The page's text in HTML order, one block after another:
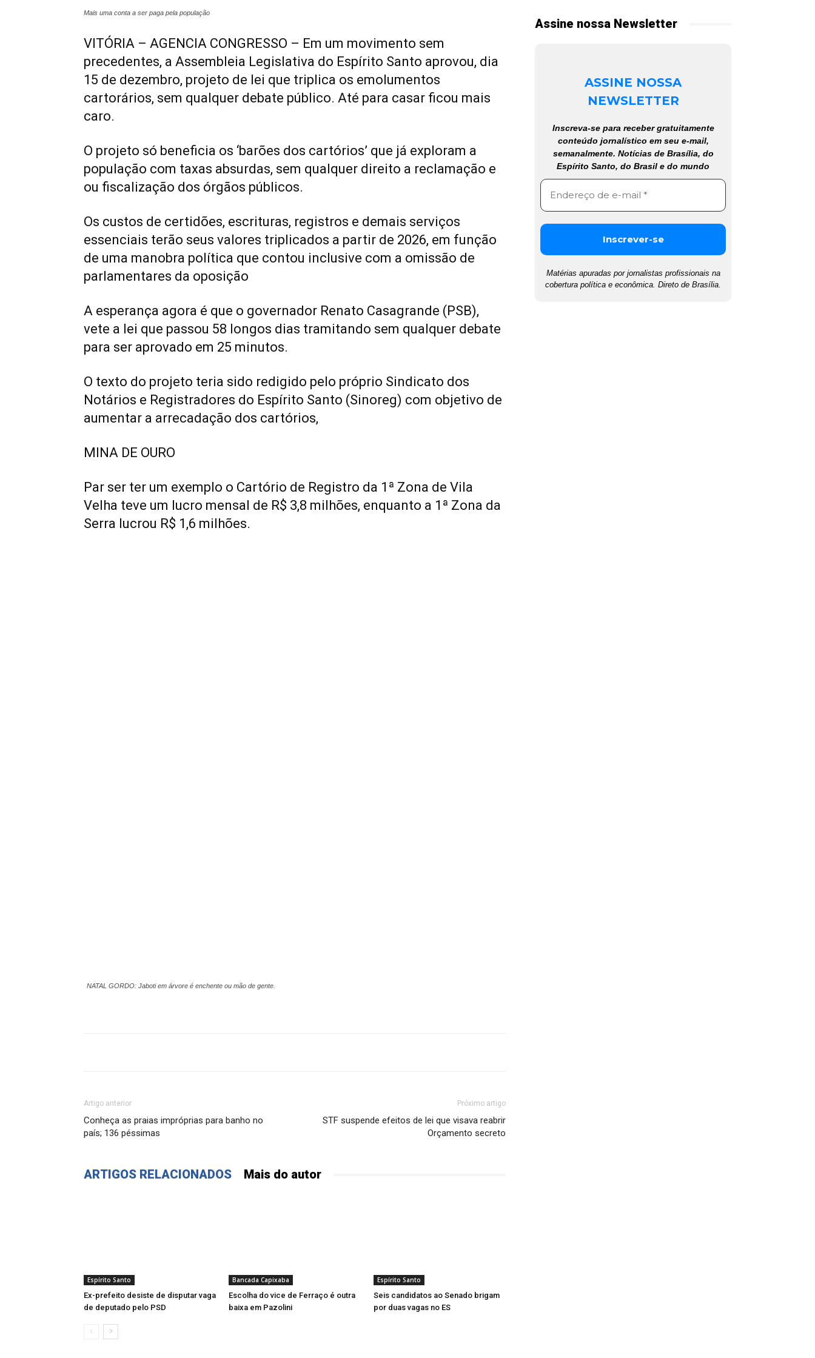
Mais uma conta a ser paga pela população
VITÓRIA – AGENCIA CONGRESSO – Em um movimento sem
precedentes, a Assembleia Legislativa do Espírito Santo aprovou, dia
15 de dezembro, projeto de lei que triplica os emolumentos
cartorários, sem qualquer debate público. Até para casar ficou mais
caro.
O projeto só beneficia os ‘barões dos cartórios’ que já exploram a
população com taxas absurdas, sem qualquer direito a reclamação e
ou fiscalização dos órgãos públicos.
Os custos de certidões, escrituras, registros e demais serviços
essenciais terão seus valores triplicados a partir de 2026, em função
de uma manobra política que contou inclusive com a omissão de
parlamentares da oposição
A esperança agora é que o governador Renato Casagrande (PSB),
vete a lei que passou 58 longos dias tramitando sem qualquer debate
para ser aprovado em 25 minutos.
O texto do projeto teria sido redigido pelo próprio Sindicato dos
Notários e Registradores do Espírito Santo (Sinoreg) com objetivo de
aumentar a arrecadação dos cartórios,
MINA DE OURO
Par ser ter um exemplo o Cartório de Registro da 1ª Zona de Vila
Velha teve um lucro mensal de R$ 3,8 milhões, enquanto a 1ª Zona da
Serra lucrou R$ 1,6 milhões.
NATAL GORDO: Jaboti em árvore é enchente ou mão de gente.
Artigo anterior
Conheça as praias impróprias para banho no
país; 136 péssimas
Próximo artigo
STF suspende efeitos de lei que visava reabrir
Orçamento secreto
ARTIGOS RELACIONADOS Mais do autor
Espírito Santo
Ex-prefeito desiste de disputar vaga
de deputado pelo PSD
Bancada Capixaba
Escolha do vice de Ferraço é outra
baixa em Pazolini
Espírito Santo
Seis candidatos ao Senado brigam
por duas vagas no ES
Assine nossa Newsletter
ASSINE NOSSA
NEWSLETTER
Inscreva-se para receber gratuitamente
conteúdo jornalístico em seu e-mail,
semanalmente. Notícias de Brasília, do
Espírito Santo, do Brasil e do mundo
Matérias apuradas por jornalistas profissionais na
cobertura política e econômica. Direto de Brasília.